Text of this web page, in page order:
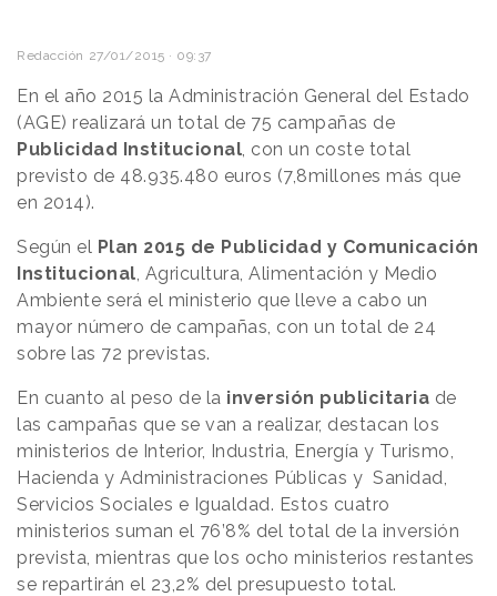
Redacción 27/01/2015 · 09:37
En el año 2015 la Administración General del Estado
(AGE) realizará un total de 75 campañas de
Publicidad Institucional , con un coste total
previsto de 48.935.480 euros (7,8millones más que
en 2014).
Según el Plan 2015 de Publicidad y Comunicación
Institucional , Agricultura, Alimentación y Medio
Ambiente será el ministerio que lleve a cabo un
mayor número de campañas, con un total de 24
sobre las 72 previstas.
En cuanto al peso de la inversión publicitaria de
las campañas que se van a realizar, destacan los
ministerios de Interior, Industria, Energía y Turismo,
Hacienda y Administraciones Públicas y Sanidad,
Servicios Sociales e Igualdad. Estos cuatro
ministerios suman el 76’8% del total de la inversión
prevista, mientras que los ocho ministerios restantes
se repartirán el 23,2% del presupuesto total.